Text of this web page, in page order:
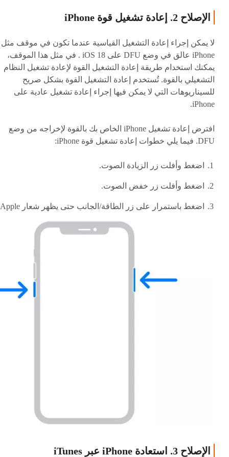
الإصلاح 2. إعادة تشغيل قوة iPhone
لا يمكن إجراء إعادة التشغيل القياسية عندما تكون في موقف مثل
iPhone عالق في وضع DFU على iOS 18 . في مثل هذا الموقف،
يمكنك استخدام طريقة إعادة التشغيل القوة لإعادة تشغيل النظام
التشغيلي بالقوة. تُستخدم إعادة التشغيل القوة بشكل صريح
للسيناريوهات التي لا يمكن فيها إجراء إعادة تشغيل عادية على
iPhone.
افترض إعادة تشغيل iPhone الخاص بك بالقوة لإخراجه من وضع
DFU. فيما يلي خطوات إعادة تشغيل قوة iPhone:
اضغط وأفلت زر الزيادة الصوت.
اضغط وأفلت زر خفض الصوت.
اضغط باستمرار على زر الطاقة/الجانب حتى يظهر شعار Apple.
الإصلاح 3. استعادة iPhone عبر iTunes